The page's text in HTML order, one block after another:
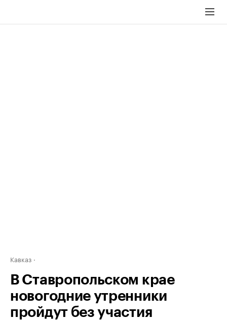
Кавказ
В Ставропольском крае
новогодние утренники
пройдут без участия